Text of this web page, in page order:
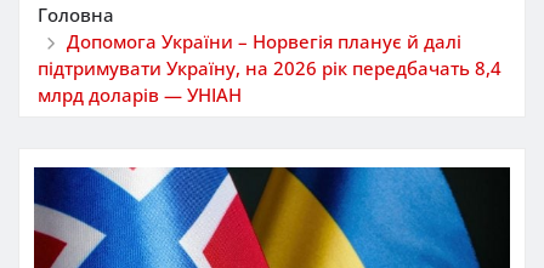
Головна
Допомога України – Норвегія планує й далі
підтримувати Україну, на 2026 рік передбачать 8,4
млрд доларів — УНІАН